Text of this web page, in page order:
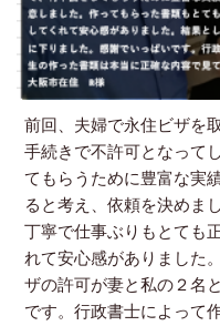
前回、夫婦で永住ビザを
手続きで不許可となって
てもらうために豊富な実
ると考え、依頼を決めま
丁寧で仕事ぶりもとても
れて安心感がありました
ザの許可が妻と私の２名
です。行政書士によって